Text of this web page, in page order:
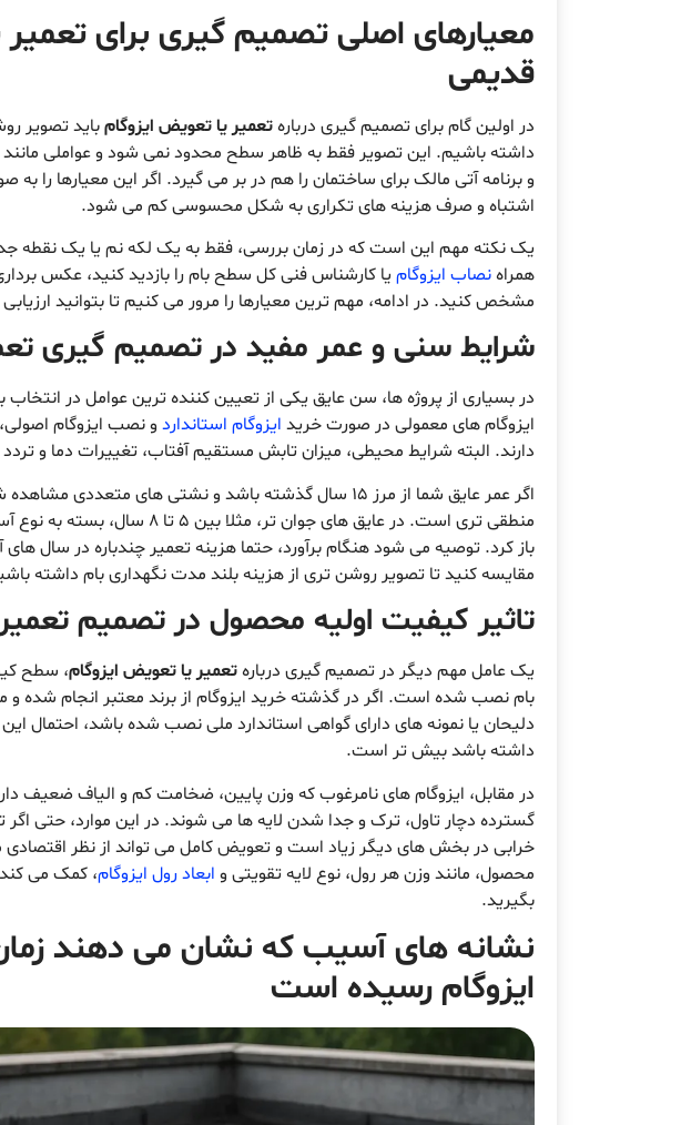
معیارهای اصلی تصمیم گیری برای تعمیر
قدیمی
در اولین گام برای تصمیم گیری دربارهتعمیر یا تعویض ایزوگامباید تصویر
داشته باشیم. این تصویر فقط به ظاهر سطح محدود نمی شود و عواملی مانند
و برنامه آتی مالک برای ساختمان را هم در بر می گیرد. اگر این معیارها را
اشتباه و صرف هزینه های تکراری به شکل محسوسی کم می شود.
یک نکته مهم این است که در زمان بررسی، فقط به یک لکه نم یا یک نقطه
همراهنصاب ایزوگام یا کارشناس فنی کل سطح بام را بازدید کنید، عکس
مشخص کنید. در ادامه، مهم ترین معیارها را مرور می کنیم تا بتوانید
شرایط سنی و عمر مفید در تصمیم گیری
در بسیاری از پروژه ها، سن عایق یکی از تعیین کننده ترین عوامل در انتخاب
ایزوگام های معمولی در صورت خرید ایزوگام استاندارد
دارند. البته شرایط محیطی، میزان تابش مستقیم آفتاب، تغییرات دما و تردد
اگر عمر عایق شما از مرز ۱۵ سال گذشته باشد و نشتی های
منطقی تری است. در عایق های جوان
باز کرد. توصیه می شود هنگام برآورد، حتما هزینه تعمیر چندباره در سال
مقایسه کنید تا تصویر روشن تری از هزینه بلند مدت نگهداری بام داشته
تاثیر کیفیت اولیه محصول در تصمیم
یک عامل مهم دیگر در تصمیم گیری دربارهتعمیر یا تعویض ایزوگام، سطح
بام نصب شده است. اگر در گذشته خرید ایزوگام از برند معتبر انجام شده
دلیحان یا نمونه های دارای گواهی استاندارد ملی نصب شده باشد، احتمال
داشته باشد بیش تر است.
در مقابل، ایزوگام های نامرغوب که وزن پایین، ضخامت کم و الیاف ضعیف
گسترده دچار تاول، ترک و جدا شدن لایه ها می شوند. در این موارد، حتی اگر
خرابی در بخش های دیگر زیاد است و تعویض کامل می تواند از نظر
محصول، مانند وزن هر رول، نوع لایه تقویتی و ابعاد رول ایزوگام، کمک می
بگیرید.
نشانه های آسیب که نشان می دهند
ایزوگام رسیده است